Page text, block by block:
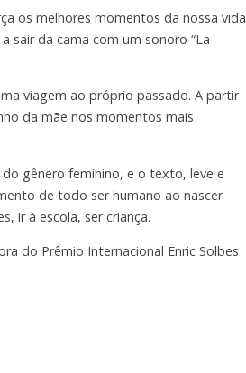
os melhores momentos da nossa
sair da cama com um sonoro “La
viagem ao próprio passado. A partir
da mãe nos momentos mais
gênero feminino, e o texto, leve e
de todo ser humano ao nascer
ir à escola, ser criança.
do Prêmio Internacional Enric Solbes